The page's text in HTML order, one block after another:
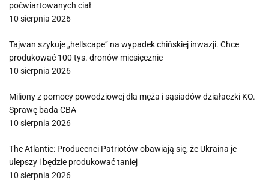
poćwiartowanych ciał
10 sierpnia 2026
Tajwan szykuje „hellscape” na wypadek chińskiej inwazji. Chce
produkować 100 tys. dronów miesięcznie
10 sierpnia 2026
Miliony z pomocy powodziowej dla męża i sąsiadów działaczki KO.
Sprawę bada CBA
10 sierpnia 2026
The Atlantic: Producenci Patriotów obawiają się, że Ukraina je
ulepszy i będzie produkować taniej
10 sierpnia 2026